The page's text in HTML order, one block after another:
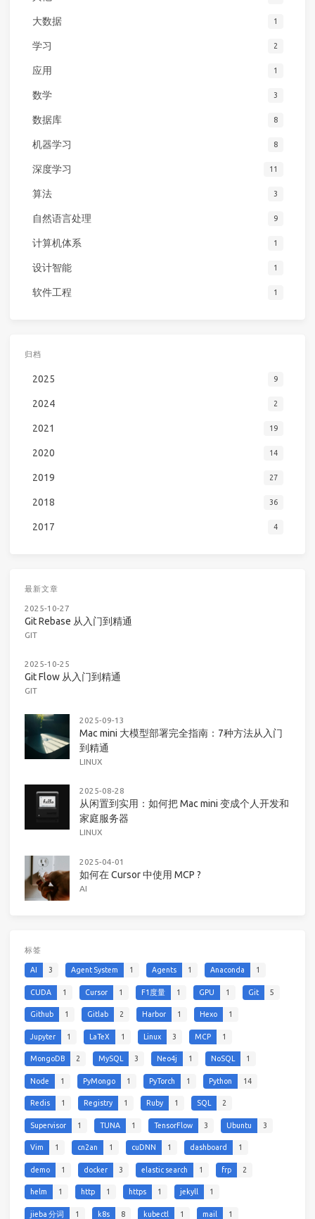
大数据 1
学习 2
应用 1
数学 3
数据库 8
机器学习 8
深度学习 11
算法 3
自然语言处理 9
计算机体系 1
设计智能 1
软件工程 1
归档
2025 9
2024 2
2021 19
2020 14
2019 27
2018 36
2017 4
最新文章
2025-10-27
Git Rebase 从入门到精通
GIT
2025-10-25
Git Flow 从入门到精通
GIT
2025-09-13
Mac mini 大模型部署完全指南：7种方法从入门
到精通
LINUX
2025-08-28
从闲置到实用：如何把 Mac mini 变成个人开发和
家庭服务器
LINUX
2025-04-01
如何在 Cursor 中使用 MCP ?
AI
标签
AI 3 Agent System 1 Agents 1 Anaconda 1
CUDA 1 Cursor 1 F1度量 1 GPU 1 Git 5
Github 1 Gitlab 2 Harbor 1 Hexo 1
Jupyter 1 LaTeX 1 Linux 3 MCP 1
MongoDB 2 MySQL 3 Neo4j 1 NoSQL 1
Node 1 PyMongo 1 PyTorch 1 Python 14
Redis 1 Registry 1 Ruby 1 SQL 2
Supervisor 1 TUNA 1 TensorFlow 3 Ubuntu 3
Vim 1 cn2an 1 cuDNN 1 dashboard 1
demo 1 docker 3 elastic search 1 frp 2
helm 1 http 1 https 1 jekyll 1
jieba 分词 1 k8s 8 kubectl 1 mail 1